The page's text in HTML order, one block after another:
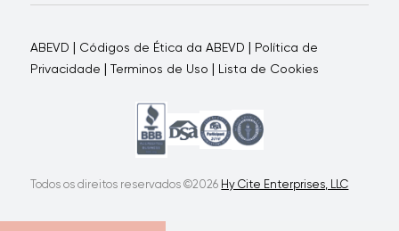
Porque nos escolherComo apoiamos seu negócio
ABEVD | Códigos de Ética da ABEVD | Política de
Privacidade |Terminos de Uso | Lista de Cookies
Todos os direitos reservados ©2026 Hy Cite Enterprises, LLC